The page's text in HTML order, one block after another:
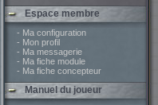
Espace membre
- Ma configuration
- Mon profil
- Ma messagerie
- Ma fiche module
- Ma fiche concepteur
Manuel du joueur